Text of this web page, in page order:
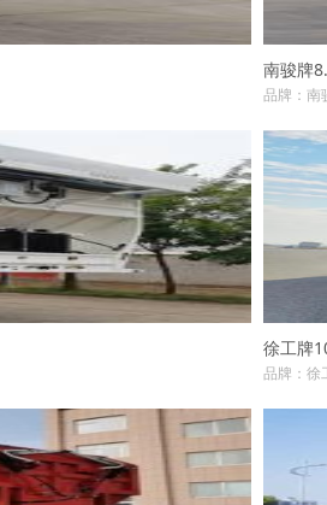
南骏牌
品牌：南
徐工牌
品牌：徐